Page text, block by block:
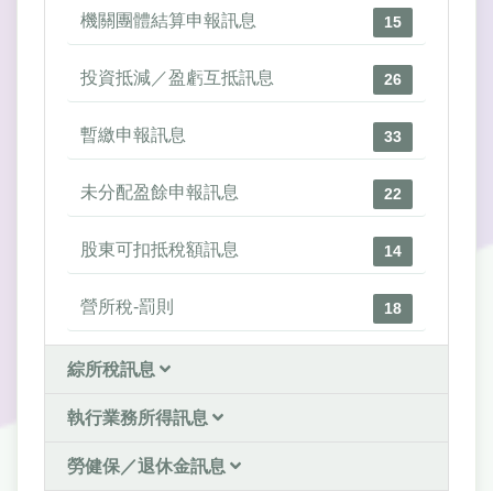
機關團體結算申報訊息 15
投資抵減／盈虧互抵訊息 26
暫繳申報訊息 33
未分配盈餘申報訊息 22
股東可扣抵稅額訊息 14
營所稅-罰則 18
綜所稅訊息
執行業務所得訊息
勞健保／退休金訊息